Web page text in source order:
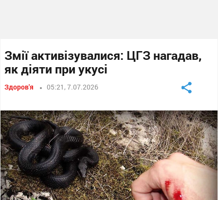
Змії активізувалися: ЦГЗ нагадав,
як діяти при укусі
Здоров'я 05:21, 7.07.2026